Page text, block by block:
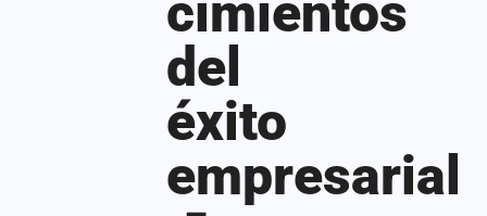
cimientos
del
éxito
empresarial